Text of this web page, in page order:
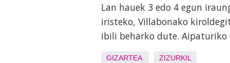
Lan hauek 3 edo 4 egun
iristeko, Villabonako
ibili beharko dute. Aipaturiko
GIZARTEA ZIZURKIL